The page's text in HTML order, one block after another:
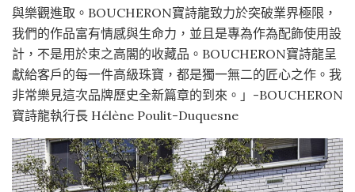
與樂觀進取。BOUCHERON寶詩龍致力於突破業界極限，
我們的作品富有情感與生命力，並且是專為作為配飾使用設
計，不是用於束之高閣的收藏品。BOUCHERON寶詩龍呈
獻給客戶的每一件高級珠寶，都是獨一無二的匠心之作。我
非常樂見這次品牌歷史全新篇章的到來。」-BOUCHERON
寶詩龍執行長 Hélène Poulit-Duquesne